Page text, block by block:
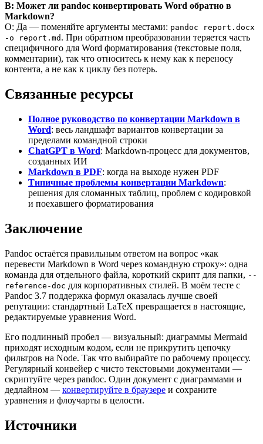
В: Может ли pandoc конвертировать Word обратно в
Markdown?
О: Да — поменяйте аргументы местами: pandoc report.docx
-o report.md . При обратном преобразовании теряется часть
специфичного для Word форматирования (текстовые поля,
комментарии), так что относитесь к нему как к переносу
контента, а не как к циклу без потерь.
Связанные ресурсы
Полное руководство по конвертации Markdown в
Word: весь ландшафт вариантов конвертации за
пределами командной строки
ChatGPT в Word: Markdown-процесс для документов,
созданных ИИ
Markdown в PDF: когда на выходе нужен PDF
Типичные проблемы конвертации Markdown:
решения для сломанных таблиц, проблем с кодировкой
и поехавшего форматирования
Заключение
Pandoc остаётся правильным ответом на вопрос «как
перевести Markdown в Word через командную строку»: одна
команда для отдельного файла, короткий скрипт для папки, --
reference-doc для корпоративных стилей. В моём тесте с
Pandoc 3.7 поддержка формул оказалась лучше своей
репутации: стандартный LaTeX превращается в настоящие,
редактируемые уравнения Word.
Его подлинный пробел — визуальный: диаграммы Mermaid
приходят исходным кодом, если не прикрутить цепочку
фильтров на Node. Так что выбирайте по рабочему процессу.
Регулярный конвейер с чисто текстовыми документами —
скриптуйте через pandoc. Один документ с диаграммами и
дедлайном — конвертируйте в браузере и сохраните
уравнения и флоучарты в целости.
Источники